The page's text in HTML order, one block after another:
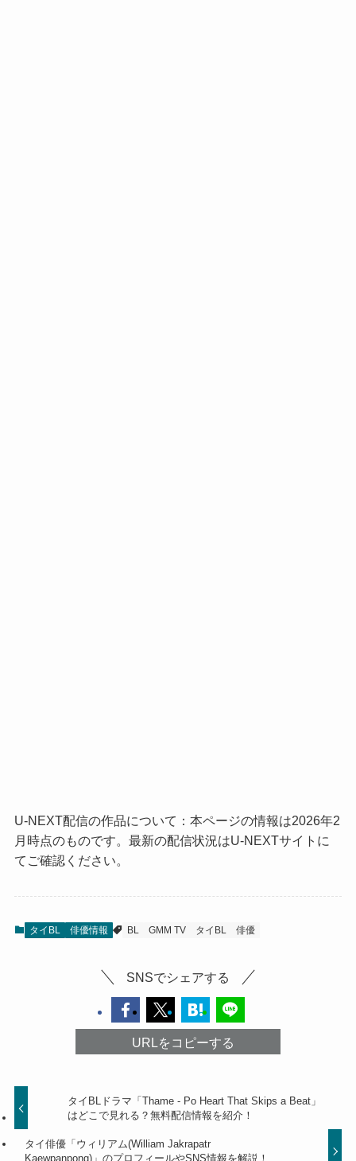
U-NEXT配信の作品について：本ページの情報は2026年2
月時点のものです。最新の配信状況はU-NEXTサイトに
てご確認ください。
タイBL 俳優情報 BL GMM TV タイBL 俳優
SNSでシェアする
URLをコピーする
タイBLドラマ「Thame - Po Heart That Skips a Beat」
はどこで見れる？無料配信情報を紹介！
タイ俳優「ウィリアム(William Jakrapatr
Kaewpanpong)」のプロフィールやSNS情報を解説！